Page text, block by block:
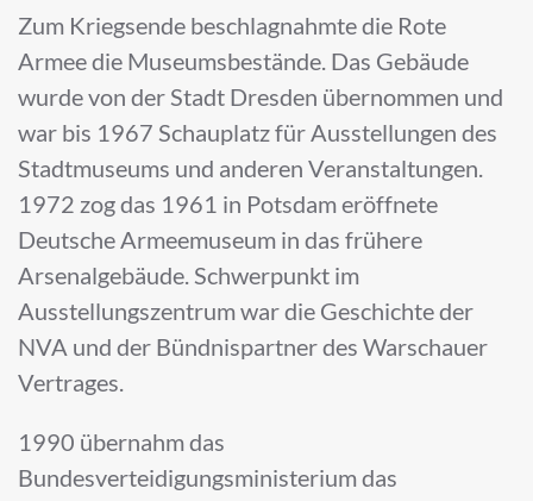
Zum Kriegsende beschlagnahmte die Rote
Armee die Museumsbestände. Das Gebäude
wurde von der Stadt Dresden übernommen und
war bis 1967 Schauplatz für Ausstellungen des
Stadtmuseums und anderen Veranstaltungen.
1972 zog das 1961 in Potsdam eröffnete
Deutsche Armeemuseum in das frühere
Arsenalgebäude. Schwerpunkt im
Ausstellungszentrum war die Geschichte der
NVA und der Bündnispartner des Warschauer
Vertrages.
1990 übernahm das
Bundesverteidigungsministerium das